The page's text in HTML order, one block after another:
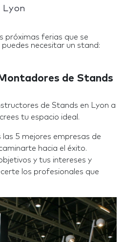
Lyon
próximas ferias que se
necesitar un stand:
de Stands
de Stands en Lyon a
tu espacio ideal.
5 mejores empresas de
hacia el éxito.
y tus intereses y
los profesionales que